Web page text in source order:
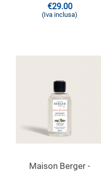
€29.00
(Iva inclusa)
Maison Berger -